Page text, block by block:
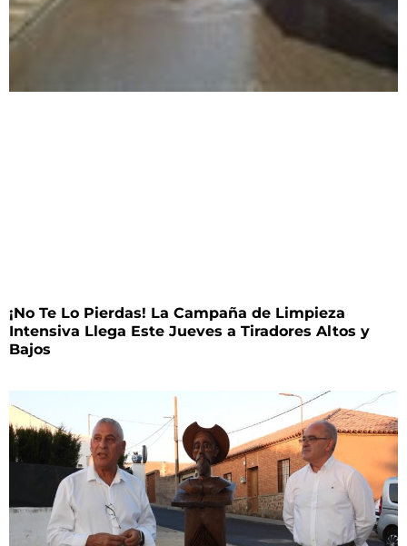
¡No Te Lo Pierdas! La Campaña de Limpieza
Intensiva Llega Este Jueves a Tiradores Altos y
Bajos